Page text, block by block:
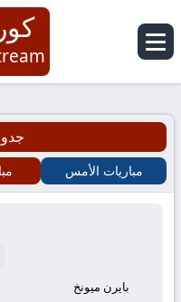
كورة
لايف
|
koora
مباريات الأمس
بايرن ميونخ